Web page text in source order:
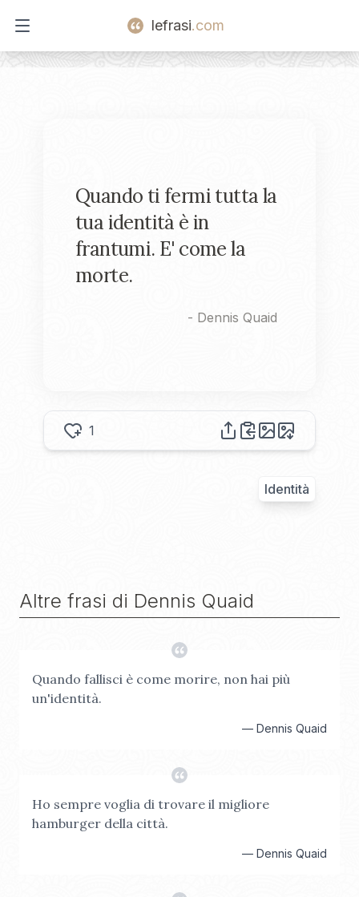
Open main menu
lefrasi.com
Quando ti fermi tutta la
tua identità è in
frantumi. E' come la
morte.
- Dennis Quaid
1
Identità
Altre frasi di Dennis Quaid
Quando fallisci è come morire, non hai più
un'identità.
— Dennis Quaid
Ho sempre voglia di trovare il migliore
hamburger della città.
— Dennis Quaid